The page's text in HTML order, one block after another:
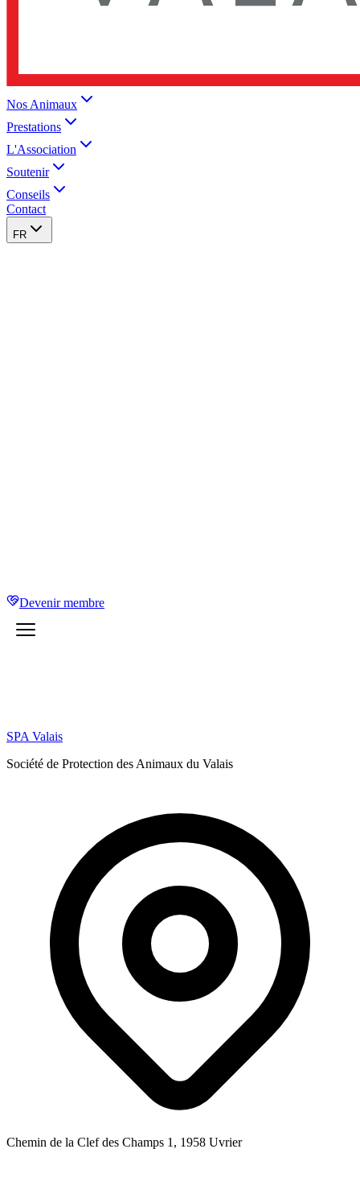
Nos Animaux
Prestations
L'Association
Soutenir
Conseils
Contact
FR
Devenir membre
SPA Valais
Société de Protection des Animaux du Valais
Chemin de la Clef des Champs 1, 1958 Uvrier